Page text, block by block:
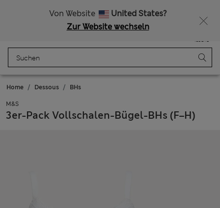
Von Website
United States?
Zur Website wechseln
Tasche
Home Dessous BHs
M&S
3er-Pack Vollschalen-Bügel-BHs (F–H)